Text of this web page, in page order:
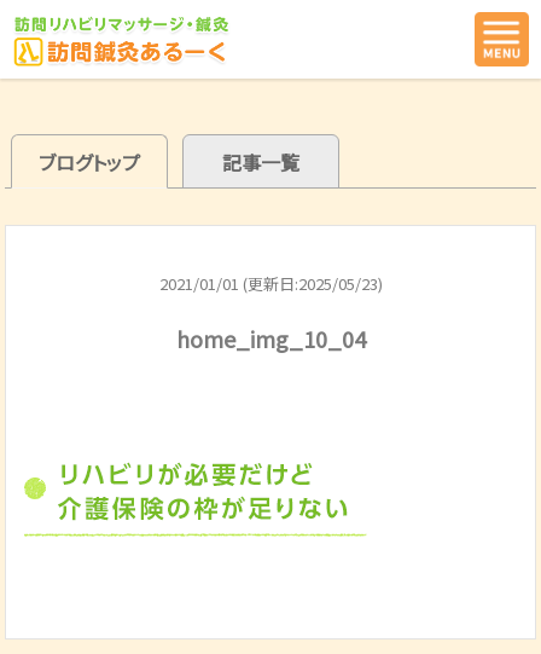
ブログトップ 記事一覧
2021/01/01 (更新日:2025/05/23)
home_img_10_04